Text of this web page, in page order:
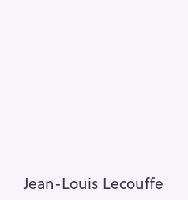
Jean-Louis Lecouffe